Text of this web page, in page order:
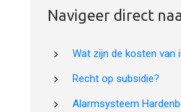
Navigeer direct
Wat zijn de kosten van
Recht op subsidie?
Alarmsysteem